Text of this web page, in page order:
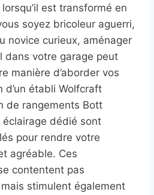
est transformé en
soyez bricoleur aguerri,
novice curieux, aménager
dans votre garage peut
manière d’aborder vos
d’un établi Wolfcraft
de rangements Bott
dédié sont
pour rendre votre
agréable. Ces
contentent pas
mais stimulent également